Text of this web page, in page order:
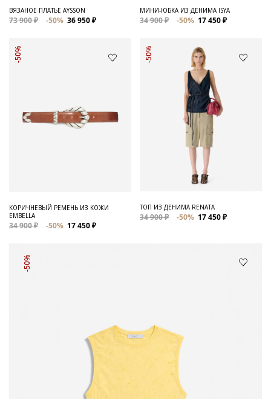
ВЯЗАНОЕ ПЛАТЬЕ AYSSON
73 900 ₽ -50% 36 950 ₽
МИНИ-ЮБКА ИЗ ДЕНИМА ISYA
34 900 ₽ -50% 17 450 ₽
-50%
КОРИЧНЕВЫЙ РЕМЕНЬ ИЗ КОЖИ
EMBELLA
34 900 ₽ -50% 17 450 ₽
-50%
ТОП ИЗ ДЕНИМА RENATA
34 900 ₽ -50% 17 450 ₽
-50%